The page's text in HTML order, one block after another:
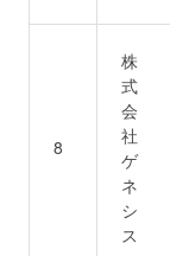
8
株
式
会
社
ゲ
ネ
シ
ス